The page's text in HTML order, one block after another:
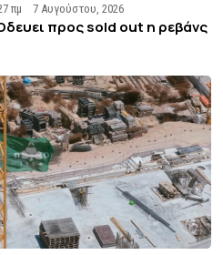
πμ 7 Αυγούστου, 2026
προς sold out η ρεβάνς